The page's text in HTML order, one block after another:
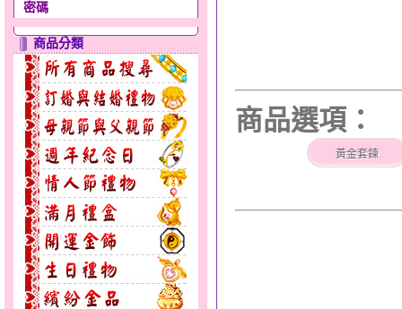
密碼
商品分類
商品選項：
黃金套鍊